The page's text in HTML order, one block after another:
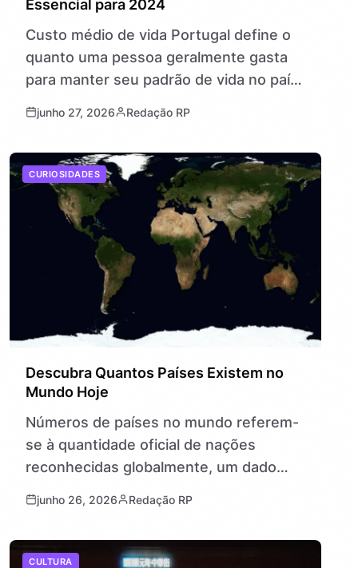
Essencial para 2024
Custo médio de vida Portugal define o
quanto uma pessoa geralmente gasta
para manter seu padrão de vida no país,
transporte e lazer. Entender esses
junho 27, 2026 Redação RP
CURIOSIDADES
Descubra Quantos Países Existem no
Mundo Hoje
Números de países no mundo referem-
se à quantidade oficial de nações
reconhecidas globalmente, um dado
políticos e diplomáticos. Saber
hoje é…
junho 26, 2026 Redação RP
CULTURA